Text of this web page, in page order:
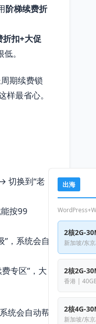
阶梯续费折
折扣+大促
。
期续费锁
最省心。
切换到“老
按99
，系统会自
专区”，大
统会自动帮
出海
2核2G-
新加坡/东
2核2G-
香港 |
2核4G-
新加坡/东